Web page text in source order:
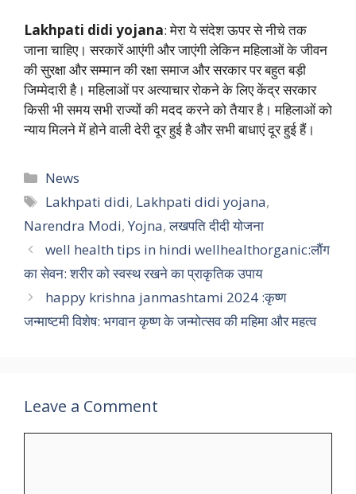
Lakhpati didi yojana: मेरा ये संदेश ऊपर से नीचे तक
जाना चाहिए। सरकारें आएंगी और जाएंगी लेकिन महिलाओं के जीवन
की सुरक्षा और सम्मान की रक्षा समाज और सरकार पर बहुत बड़ी
जिम्मेदारी है। महिलाओं पर अत्याचार रोकने के लिए केंद्र सरकार
किसी भी समय सभी राज्यों की मदद करने को तैयार है। महिलाओं को
न्याय मिलने में होने वाली देरी दूर हुई है और सभी बाधाएं दूर हुई हैं।
Categories
News
Tags
Lakhpati didi, Lakhpati didi yojana,
Narendra Modi, Yojna,लखपति दीदी योजना
well health tips in hindi wellhealthorganic:लौंग
का सेवन: शरीर को स्वस्थ रखने का प्राकृतिक उपाय
happy krishna janmashtami 2024 :कृष्ण
जन्माष्टमी विशेष: भगवान कृष्ण के जन्मोत्सव की महिमा और महत्व
Leave a Comment